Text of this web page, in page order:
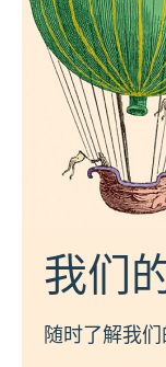
我们
随时了解我们